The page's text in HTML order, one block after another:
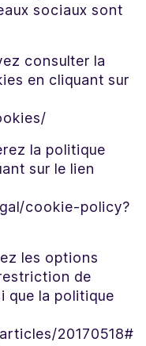
sociaux sont
consulter la
en cliquant sur
la politique
sur le lien
cookie-policy?
les options
de
que la politique
20170518#